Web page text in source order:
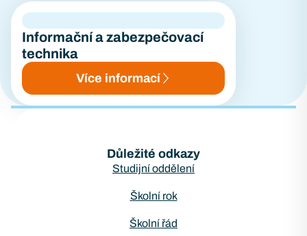
Informační a zabezpečovací
technika
Více informací
Důležité odkazy
Studijní oddělení
Školní rok
Školní řád